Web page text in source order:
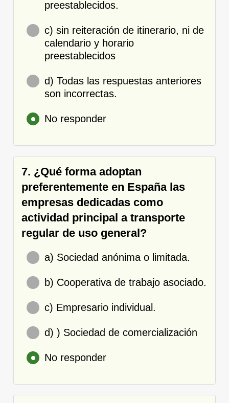
preestablecidos.
c) sin reiteración de itinerario, ni de
calendario y horario
preestablecidos
d) Todas las respuestas anteriores
son incorrectas.
No responder
7. ¿Qué forma adoptan
preferentemente en España las
empresas dedicadas como
actividad principal a transporte
regular de uso general?
a) Sociedad anónima o limitada.
b) Cooperativa de trabajo asociado.
c) Empresario individual.
d) ) Sociedad de comercialización
No responder